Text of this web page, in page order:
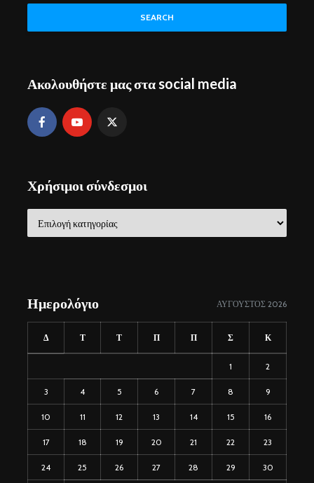
SEARCH
Ακολουθήστε μας στα social media
Χρήσιμοι σύνδεσμοι
σύνδεσμοι
Ημερολόγιο ΑΎΓΟΥΣΤΟΣ 2026
Δ Τ Τ Π Π Σ Κ
1 2
3 4 5 6 7 8 9
10 11 12 13 14 15 16
17 18 19 20 21 22 23
24 25 26 27 28 29 30